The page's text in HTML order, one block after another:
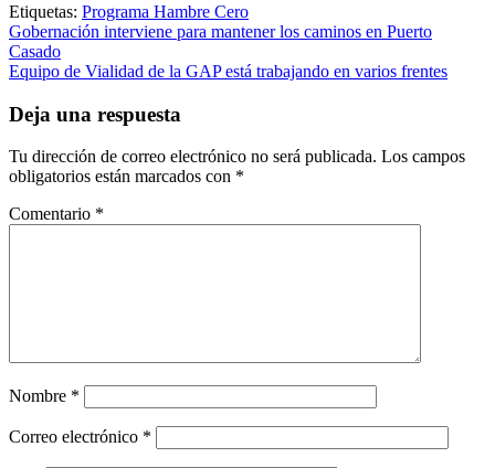
Etiquetas: Programa Hambre Cero
Navegación
de
Gobernación interviene para mantener los caminos en Puerto
Casado
Equipo de Vialidad de la GAP está trabajando en varios frentes
Deja una respuesta
Tu dirección de correo electrónico no será publicada. Los campos
obligatorios están marcados con *
Comentario *
Nombre *
Correo electrónico *